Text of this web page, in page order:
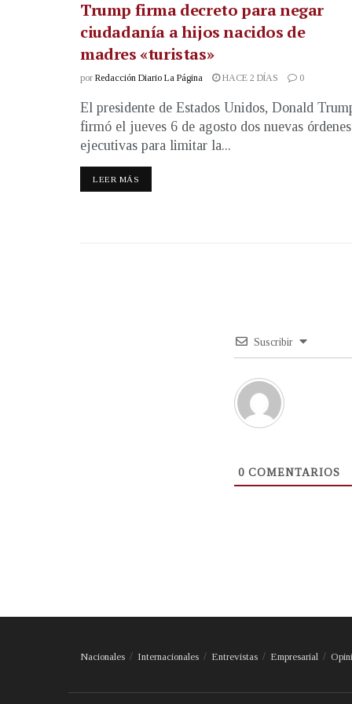
Trump firma decreto para negar
ciudadanía a hijos nacidos de
madres «turistas»
por Redacción Diario La Página HACE 2 DÍAS 0
El presidente de Estados Unidos, Donald
firmó el jueves 6 de agosto dos nuevas órdenes
ejecutivas para limitar la...
LEER MÁS
Suscribir
0 COMENTARIOS
Nacionales Internacionales Entrevistas Empresarial